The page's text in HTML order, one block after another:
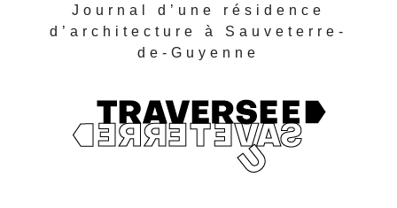
Journal d’une résidence
d’architecture à Sauveterre-
de-Guyenne